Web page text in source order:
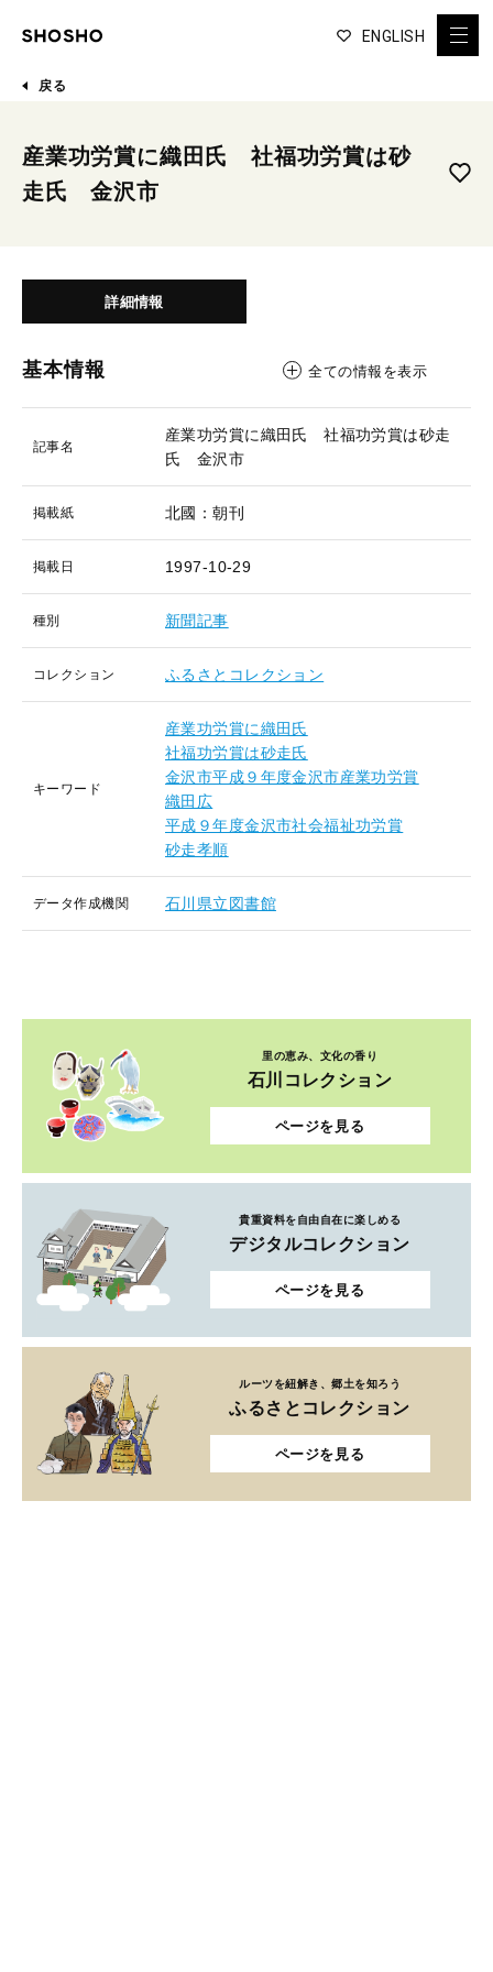
ENGLISH
戻る
産業功労賞に織田氏 社福功労賞は砂
走氏 金沢市
詳細情報
基本情報 全ての情報を表示
記事名
産業功労賞に織田氏 社福功労賞は砂走
氏 金沢市
掲載紙 北國：朝刊
掲載日 1997-10-29
種別 新聞記事
コレクション ふるさとコレクション
キーワード
産業功労賞に織田氏
社福功労賞は砂走氏
金沢市平成９年度金沢市産業功労賞
織田広
平成９年度金沢市社会福祉功労賞
砂走孝順
データ作成機関 石川県立図書館
里の恵み、文化の香り
石川コレクション
ページを見る
貴重資料を自由自在に楽しめる
デジタルコレクション
ページを見る
ルーツを紐解き、郷土を知ろう
ふるさとコレクション
ページを見る